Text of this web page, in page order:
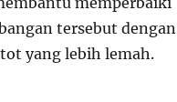
tersebut
yang lebih lemah.